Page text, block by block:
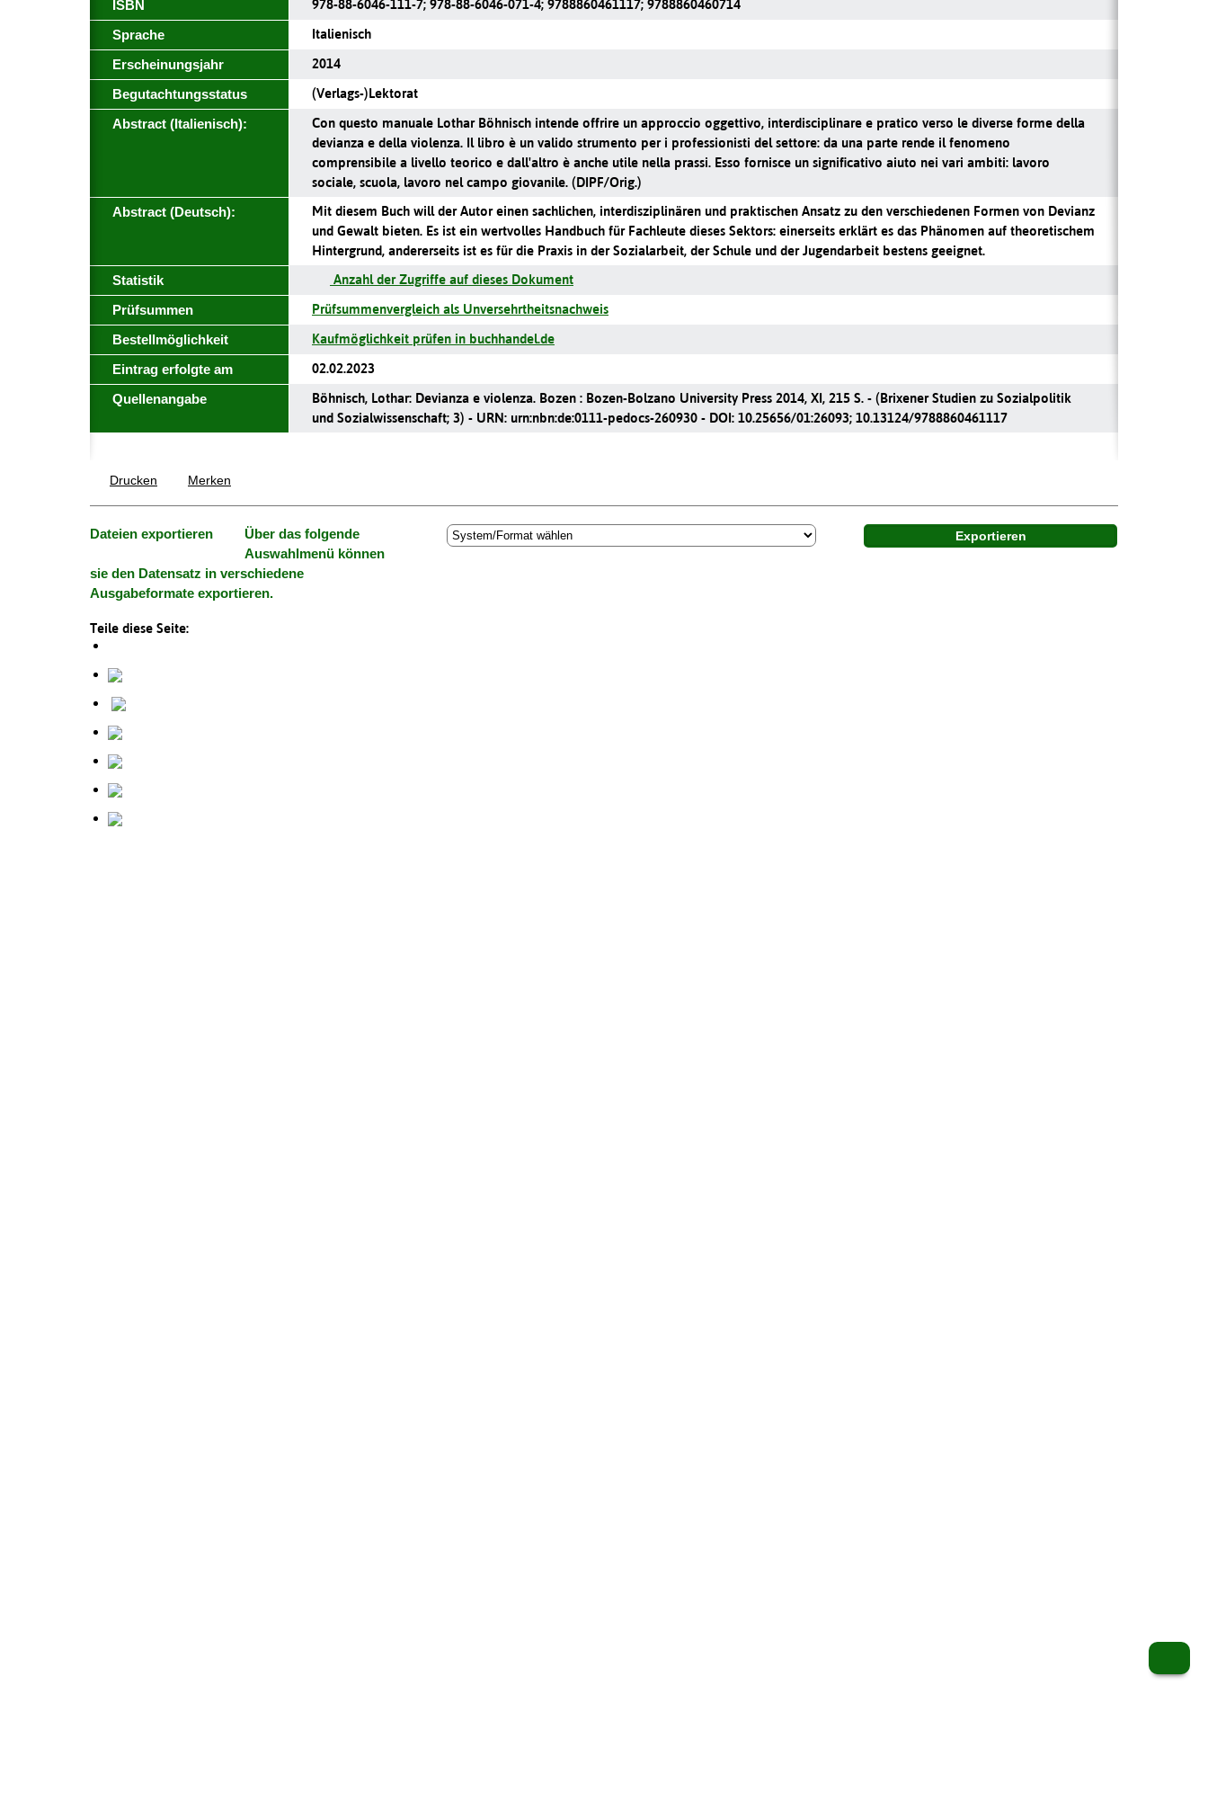
ISBN
978-88-6046-111-7; 978-88-6046-071-4; 9788860461117; 9788860460714
Sprache
Italienisch
Erscheinungsjahr
2014
Begutachtungsstatus
(Verlags-)Lektorat
Abstract (Italienisch):
Con questo manuale Lothar Böhnisch intende offrire un approccio oggettivo, interdisciplinare e pratico verso le diverse forme della
devianza e della violenza. Il libro è un valido strumento per i professionisti del settore: da una parte rende il fenomeno
comprensibile a livello teorico e dall'altro è anche utile nella prassi. Esso fornisce un significativo aiuto nei vari ambiti: lavoro
sociale, scuola, lavoro nel campo giovanile. (DIPF/Orig.)
Abstract (Deutsch):
Mit diesem Buch will der Autor einen sachlichen, interdisziplinären und praktischen Ansatz zu den verschiedenen Formen von Devianz
und Gewalt bieten. Es ist ein wertvolles Handbuch für Fachleute dieses Sektors: einerseits erklärt es das Phänomen auf theoretischem
Hintergrund, andererseits ist es für die Praxis in der Sozialarbeit, der Schule und der Jugendarbeit bestens geeignet.
Statistik
Anzahl der Zugriffe auf dieses Dokument
Prüfsummen
Prüfsummenvergleich als Unversehrtheitsnachweis
Bestellmöglichkeit
Kaufmöglichkeit prüfen in buchhandel.de
Eintrag erfolgte am
02.02.2023
Quellenangabe
Böhnisch, Lothar: Devianza e violenza. Bozen : Bozen-Bolzano University Press 2014, XI, 215 S. - (Brixener Studien zu Sozialpolitik
und Sozialwissenschaft; 3) - URN: urn:nbn:de:0111-pedocs-260930 - DOI: 10.25656/01:26093; 10.13124/9788860461117
Drucken Merken
Dateien exportieren
Über das folgende
Auswahlmenü
können sie den Datensatz in verschiedene
Ausgabeformate exportieren.
Teile diese Seite: